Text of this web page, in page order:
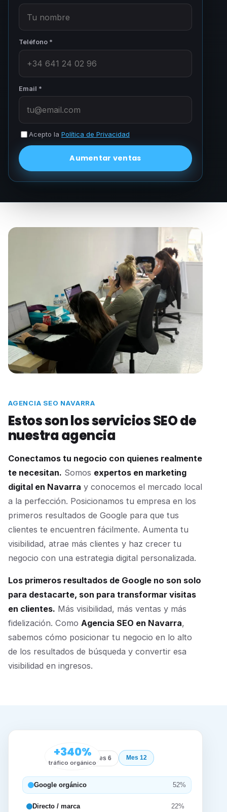
Teléfono *
Email *
Acepto la Política de Privacidad
Aumentar ventas
AGENCIA SEO NAVARRA
Estos son los servicios SEO de
nuestra agencia
Conectamos tu negocio con quienes realmente
te necesitan. Somos expertos en marketing
digital en Navarra y conocemos el mercado local
a la perfección. Posicionamos tu empresa en los
primeros resultados de Google para que tus
clientes te encuentren fácilmente. Aumenta tu
visibilidad, atrae más clientes y haz crecer tu
negocio con una estrategia digital personalizada.
Los primeros resultados de Google no son solo
para destacarte, son para transformar visitas
en clientes. Más visibilidad, más ventas y más
fidelización. Como Agencia SEO en Navarra,
sabemos cómo posicionar tu negocio en lo alto
de los resultados de búsqueda y convertir esa
visibilidad en ingresos.
+340%
tráfico orgánico
Mes 6 Mes 12
Google orgánico 52%
Directo / marca 22%